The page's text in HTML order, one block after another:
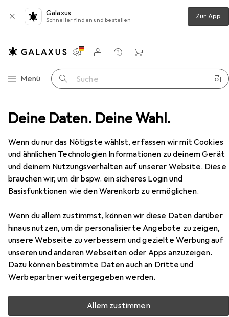
Deine Daten. Deine Wahl.
Wenn du nur das Nötigste wählst, erfassen wir mit Cookies
und ähnlichen Technologien Informationen zu deinem Gerät
und deinem Nutzungsverhalten auf unserer Website. Diese
brauchen wir, um dir bspw. ein sicheres Login und
Basisfunktionen wie den Warenkorb zu ermöglichen.
Wenn du allem zustimmst, können wir diese Daten darüber
hinaus nutzen, um dir personalisierte Angebote zu zeigen,
unsere Webseite zu verbessern und gezielte Werbung auf
unseren und anderen Webseiten oder Apps anzuzeigen.
Dazu können bestimmte Daten auch an Dritte und
Werbepartner weitergegeben werden.
Allem zustimmen
Galaxus
Schneller finden und bestellen Zur App
Navigation nach Kategorien
Menü Suche
Einstellungen
Kundenkonto
Vergleichslisten
Merklisten
Warenkorb
Telefonie Konferenzgerät Logitech Rally Plus
LogitechRally Plus
Zubehör für Logitech Rally Plus
Hier findest du passendes Zubehör zum Produkt Logitech
Rally Plus aus den Kategorien Konferenzgerät Zubehör,
USB Kabel und Konferenzgerät.
Beliebt Konferenzgerät Zubehör Logitech